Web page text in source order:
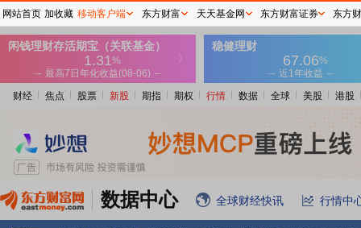
财经 焦点 股票 新股 期指 期权 行情 数据 全球 美股 港股
数据中心 全球财经快讯 行情中
网站首页 加收藏 移动客户端 东方财富 天天基金网 东方财富证券 东方